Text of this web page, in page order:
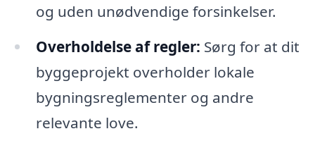
og uden unødvendige forsinkelser.
Overholdelse af regler: Sørg for at dit
byggeprojekt overholder lokale
bygningsreglementer og andre
relevante love.